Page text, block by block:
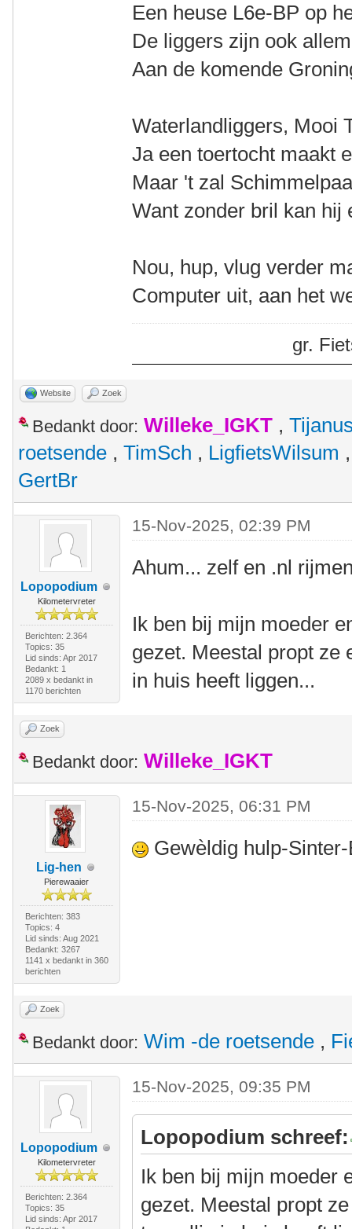
Een heuse L6e-BP op
De liggers zijn ook
Aan de komende
Waterlandliggers, Mooi
Ja een toertocht maakt
Maar 't zal
Want zonder bril kan hij
Nou, hup, vlug verder
Computer uit, aan het
gr.
Website Zoek
Bedankt door: Willeke_IGKT ,
roetsende , TimSch , LigfietsWilsum
GertBr
Lopopodium
Kilometervreter
Berichten: 2.364
Topics: 35
Lid sinds: Apr 2017
Bedankt: 1
2089 x bedankt in
1170 berichten
15-Nov-2025, 02:39 PM
Ahum... zelf en .nl
Ik ben bij mijn moeder
gezet. Meestal propt ze
in huis heeft liggen...
Zoek
Bedankt door: Willeke_IGKT
Lig-hen
Pierewaaier
Berichten: 383
Topics: 4
Lid sinds: Aug 2021
Bedankt: 3267
1141 x bedankt in 360
berichten
15-Nov-2025, 06:31 PM
Gewèldig hulp-
Zoek
Bedankt door: Wim -de roetsende ,
Lopopodium
Kilometervreter
Berichten: 2.364
Topics: 35
Lid sinds: Apr 2017
15-Nov-2025, 09:35 PM
Lopopodium schreef:
Ik ben bij mijn moeder
gezet. Meestal propt